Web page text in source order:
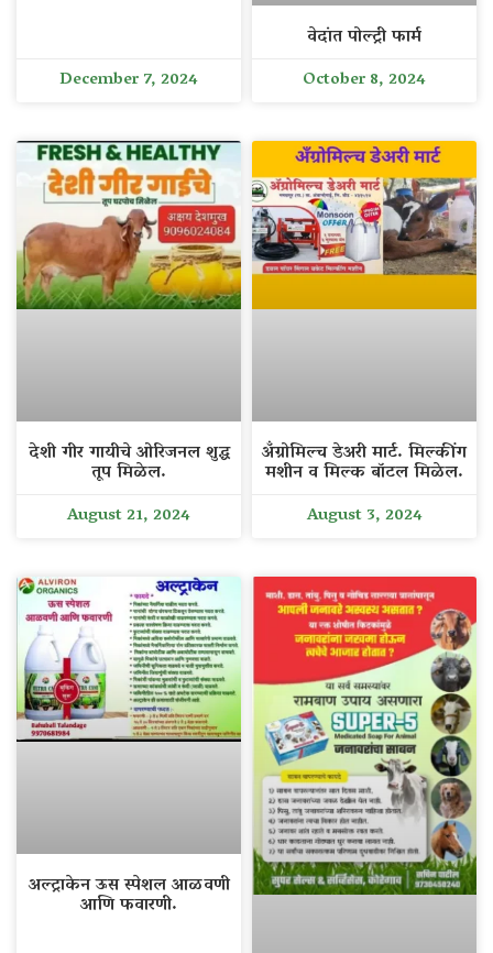
December 7, 2024
वेदांत पोल्ट्री फार्म
October 8, 2024
देशी गीर गायीचे ओरिजनल शुद्ध
तूप मिळेल.
August 21, 2024
अँग्रोमिल्च डेअरी मार्ट. मिल्कींग
मशीन व मिल्क बॉटल मिळेल.
August 3, 2024
अल्ट्राकेन ऊस स्पेशल आळवणी
आणि फवारणी.